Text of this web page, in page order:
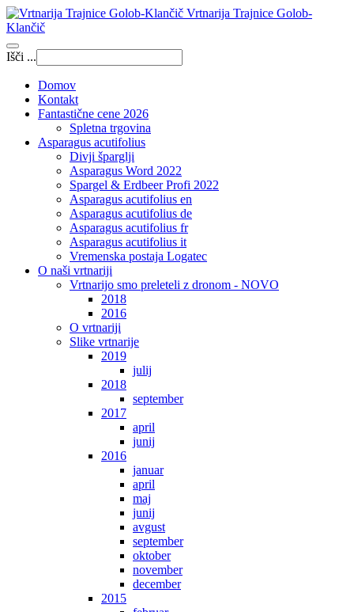
Vrtnarija Trajnice Golob-
Klančič
Išči ...
Domov
Kontakt
Fantastične cene 2026
Spletna trgovina
Asparagus acutifolius
Divji šparglji
Asparagus Word 2022
Spargel & Erdbeer Profi 2022
Asparagus acutifolius en
Asparagus acutifolius de
Asparagus acutifolius fr
Asparagus acutifolius it
Vremenska postaja Logatec
O naši vrtnariji
Vrtnarijo smo preleteli z dronom - NOVO
2018
2016
O vrtnariji
Slike vrtnarije
2019
julij
2018
september
2017
april
junij
2016
januar
april
maj
junij
avgust
september
oktober
november
december
2015